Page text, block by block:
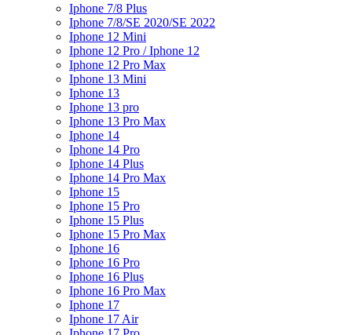
Iphone 7/8 Plus
Iphone 7/8/SE 2020/SE 2022
Iphone 12 Mini
Iphone 12 Pro / Iphone 12
Iphone 12 Pro Max
Iphone 13 Mini
Iphone 13
Iphone 13 pro
Iphone 13 Pro Max
Iphone 14
Iphone 14 Pro
Iphone 14 Plus
Iphone 14 Pro Max
Iphone 15
Iphone 15 Pro
Iphone 15 Plus
Iphone 15 Pro Max
Iphone 16
Iphone 16 Pro
Iphone 16 Plus
Iphone 16 Pro Max
Iphone 17
Iphone 17 Air